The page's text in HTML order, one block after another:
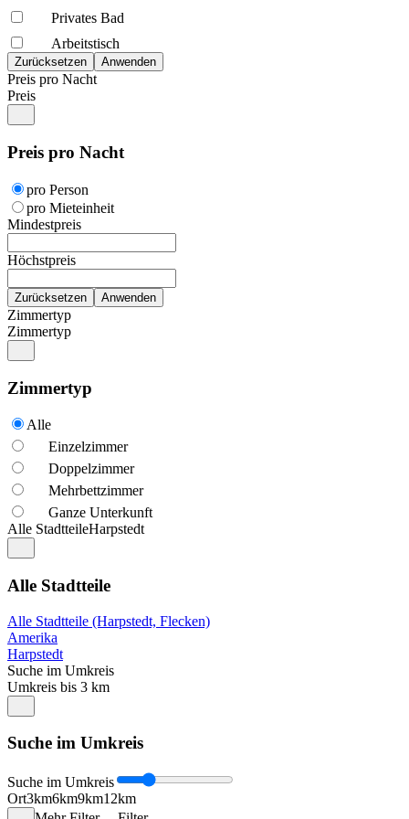
Privates Bad
Arbeitstisch
Preis pro Nacht
Preis
Preis pro Nacht
pro Person
pro Mieteinheit
Mindestpreis
Höchstpreis
Zimmertyp
Zimmertyp
Zimmertyp
Alle
Einzelzimmer
Doppelzimmer
Mehrbettzimmer
Ganze Unterkunft
Alle StadtteileHarpstedt
Alle Stadtteile
Alle Stadtteile (Harpstedt, Flecken)
Amerika
Harpstedt
Suche im Umkreis
Umkreis bis 3 km
Suche im Umkreis
Suche im Umkreis
Ort3km6km9km12km